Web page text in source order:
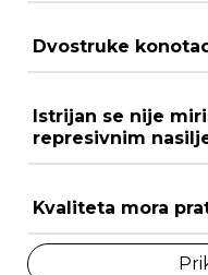
Dvostruke
Istrijan se nije
represivnim
Kvaliteta mora